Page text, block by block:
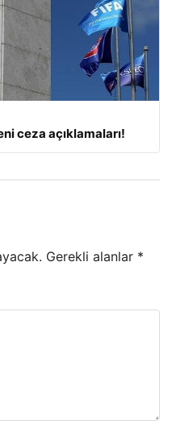
ceza açıklamaları!
Gerekli alanlar *